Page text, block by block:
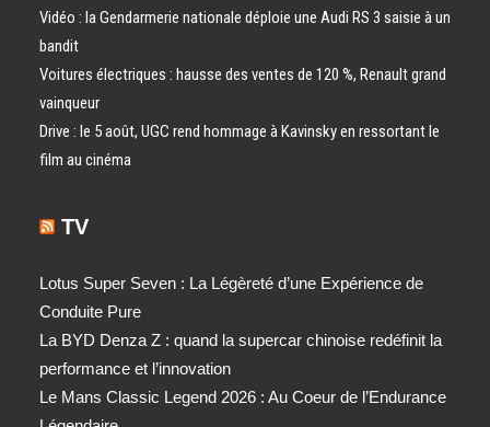
Vidéo : la Gendarmerie nationale déploie une Audi RS 3 saisie à un
bandit
Voitures électriques : hausse des ventes de 120 %, Renault grand
vainqueur
Drive : le 5 août, UGC rend hommage à Kavinsky en ressortant le
film au cinéma
TV
Lotus Super Seven : La Légèreté d’une Expérience de
Conduite Pure
La BYD Denza Z : quand la supercar chinoise redéfinit la
performance et l’innovation
Le Mans Classic Legend 2026 : Au Coeur de l’Endurance